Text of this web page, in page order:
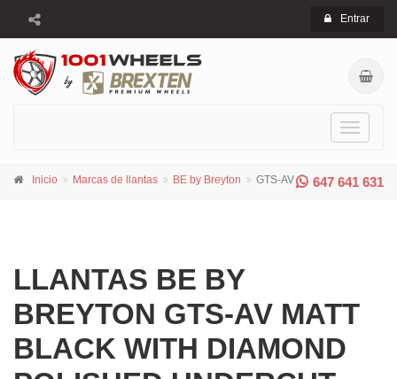
Entrar
Toggle
647 641 631
Inicio Marcas de llantas BE by Breyton GTS-AV
LLANTAS BE BY
BREYTON GTS-AV MATT
BLACK WITH DIAMOND